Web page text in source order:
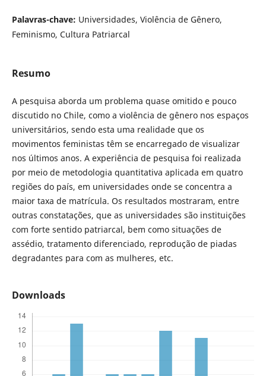
Palavras-chave: Universidades, Violência de Gênero,
Feminismo, Cultura Patriarcal
Resumo
A pesquisa aborda um problema quase omitido e pouco
discutido no Chile, como a violência de gênero nos espaços
universitários, sendo esta uma realidade que os
movimentos feministas têm se encarregado de visualizar
nos últimos anos. A experiência de pesquisa foi realizada
por meio de metodologia quantitativa aplicada em quatro
regiões do país, em universidades onde se concentra a
maior taxa de matrícula. Os resultados mostraram, entre
outras constatações, que as universidades são instituições
com forte sentido patriarcal, bem como situações de
assédio, tratamento diferenciado, reprodução de piadas
degradantes para com as mulheres, etc.
Downloads